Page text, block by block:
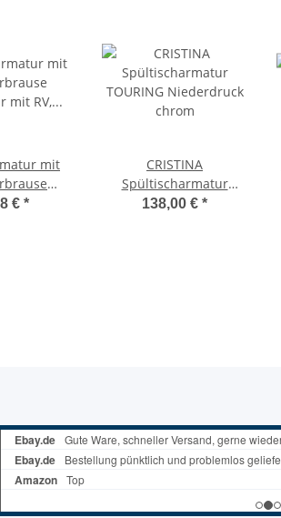
mit
mit RV,
€ *
CRISTINA
Spültischarmatur
TOURING Niederdruck
138,00 € *